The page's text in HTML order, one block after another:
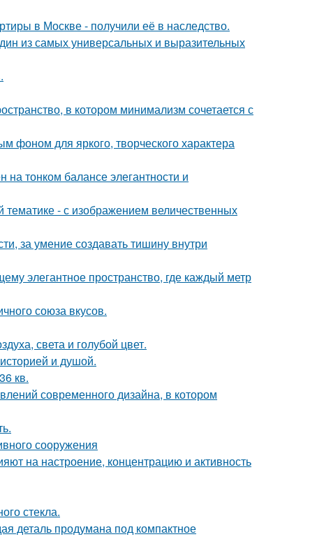
в Москве - получили её в наследство.
из самых универсальных и выразительных
в котором минимализм сочетается с
фоном для яркого, творческого характера
тонком балансе элегантности и
- с изображением величественных
за умение создавать тишину внутри
элегантное пространство, где каждый метр
союза вкусов.
света и голубой цвет.
и душой.
кв.
современного дизайна, в котором
сооружения
на настроение, концентрацию и активность
стекла.
деталь продумана под компактное